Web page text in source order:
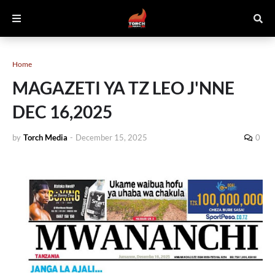
Home
MAGAZETI YA TZ LEO J'NNE
DEC 16,2025
by Torch Media - December 15, 2025 0